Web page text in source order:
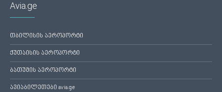
Avia.ge
თბილისის აეროპორტი
ქუთაისის აეროპორტი
ბათუმის აეროპორტი
ავიაბილეთები avia.ge